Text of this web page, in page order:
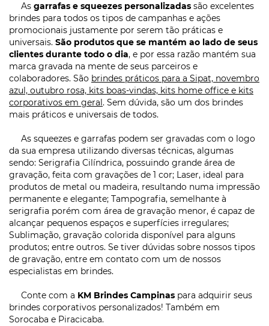
As garrafas e squeezes personalizadas são excelentes
brindes para todos os tipos de campanhas e ações
promocionais justamente por serem tão práticas e
universais. São produtos que se mantém ao lado de seus
clientes durante todo o dia, e por essa razão mantém sua
marca gravada na mente de seus parceiros e
colaboradores. São brindes práticos para a Sipat, novembro
azul, outubro rosa, kits boas-vindas, kits home office e kits
corporativos em geral . Sem dúvida, são um dos brindes
mais práticos e universais de todos.
As squeezes e garrafas podem ser gravadas com o logo
da sua empresa utilizando diversas técnicas, algumas
sendo: Serigrafia Cilíndrica, possuindo grande área de
gravação, feita com gravações de 1 cor; Laser, ideal para
produtos de metal ou madeira, resultando numa impressão
permanente e elegante; Tampografia, semelhante à
serigrafia porém com área de gravação menor, é capaz de
alcançar pequenos espaços e superfícies irregulares;
Sublimação, gravação colorida disponível para alguns
produtos; entre outros. Se tiver dúvidas sobre nossos tipos
de gravação, entre em contato com um de nossos
especialistas em brindes.
Conte com a KM Brindes Campinas para adquirir seus
brindes corporativos personalizados! Também em
Sorocaba e Piracicaba.